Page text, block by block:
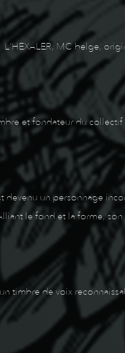
L'HEXALER, MC belge,
et fondateur du
devenu un personnage
le fond et la forme,
timbre de voix